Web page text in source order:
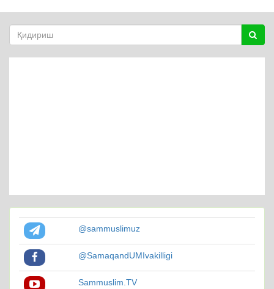
@sammuslimuz
@SamaqandUMIvakilligi
Sammuslim.TV